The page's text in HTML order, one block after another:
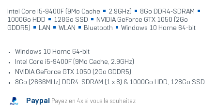
Intel Core i5-9400F (9Mo Cache 2.9GHz)
8Go DDR4-SDRAM
1000Go HDD
128Go SSD
NVIDIA GeForce GTX 1050 (2Go
GDDR5)
LAN WLAN Bluetooth Windows 10 Home 64-bit
Windows 10 Home 64-bit
Intel Core i5-9400F (9Mo Cache, 2.9GHz)
NVIDIA GeForce GTX 1050 (2Go GDDR5)
8Go (2666MHz) DDR4-SDRAM (1 x 8) & 1000Go HDD, 128Go SSD
Paypal Payez en 4x si vous le souhaitez